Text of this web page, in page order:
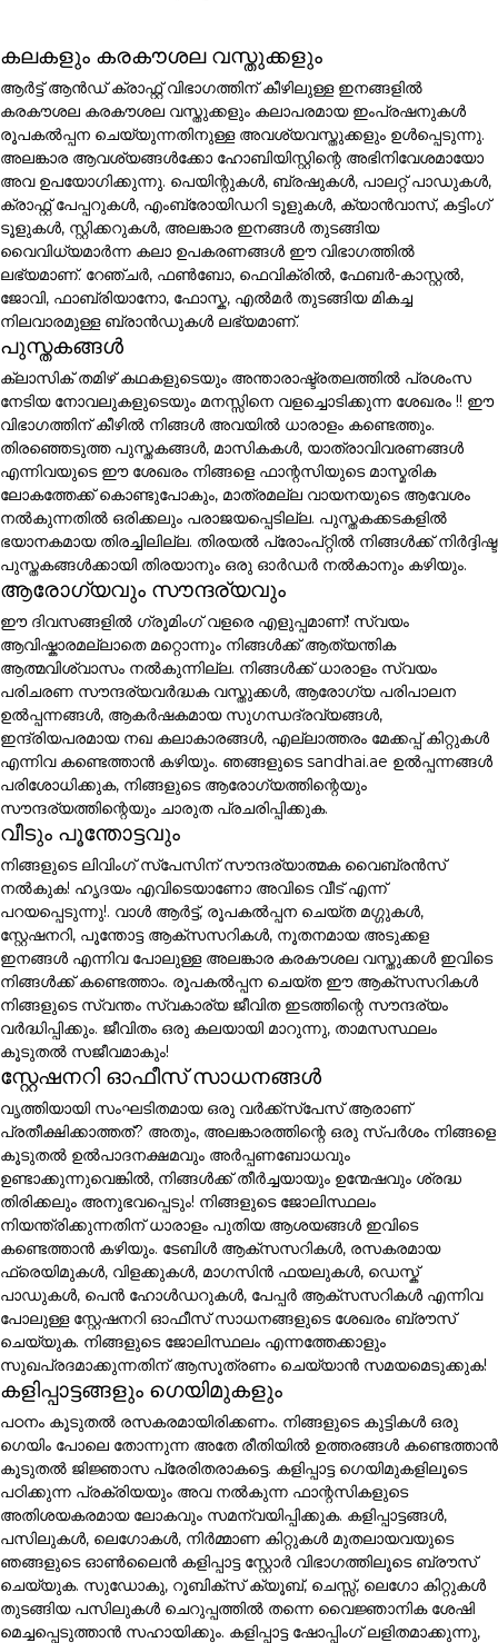
കലകളും കരകൗശല വസ്തുക്കളും
ആർട്ട് ആൻഡ് ക്രാഫ്റ്റ് വിഭാഗത്തിന് കീഴിലുള്ള ഇനങ്ങളിൽ
കരകൗശല കരകൗശല വസ്തുക്കളും കലാപരമായ ഇംപ്രഷനുകൾ
രൂപകൽപ്പന ചെയ്യുന്നതിനുള്ള അവശ്യവസ്തുക്കളും ഉൾപ്പെടുന്നു.
അലങ്കാര ആവശ്യങ്ങൾക്കോ ഹോബിയിസ്റ്റിന്റെ അഭിനിവേശമായോ
അവ ഉപയോഗിക്കുന്നു. പെയിന്റുകൾ, ബ്രഷുകൾ, പാലറ്റ് പാഡുകൾ,
ക്രാഫ്റ്റ് പേപ്പറുകൾ, എംബ്രോയിഡറി ടൂളുകൾ, ക്യാൻവാസ്, കട്ടിംഗ്
ടൂളുകൾ, സ്റ്റിക്കറുകൾ, അലങ്കാര ഇനങ്ങൾ തുടങ്ങിയ
വൈവിധ്യമാർന്ന കലാ ഉപകരണങ്ങൾ ഈ വിഭാഗത്തിൽ
ലഭ്യമാണ്. റേഞ്ചർ, ഫൺബോ, ഫെവിക്രിൽ, ഫേബർ-കാസ്റ്റൽ,
ജോവി, ഫാബ്രിയാനോ, ഫോസ്ക, എൽമർ തുടങ്ങിയ മികച്ച
നിലവാരമുള്ള ബ്രാൻഡുകൾ ലഭ്യമാണ്.
പുസ്തകങ്ങൾ
ക്ലാസിക് തമിഴ് കഥകളുടെയും അന്താരാഷ്ട്രതലത്തിൽ പ്രശംസ
നേടിയ നോവലുകളുടെയും മനസ്സിനെ വളച്ചൊടിക്കുന്ന ശേഖരം !! ഈ
വിഭാഗത്തിന് കീഴിൽ നിങ്ങൾ അവയിൽ ധാരാളം കണ്ടെത്തും.
തിരഞ്ഞെടുത്ത പുസ്തകങ്ങൾ, മാസികകൾ, യാത്രാവിവരണങ്ങൾ
എന്നിവയുടെ ഈ ശേഖരം നിങ്ങളെ ഫാന്റസിയുടെ മാസ്മരിക
ലോകത്തേക്ക് കൊണ്ടുപോകും, മാത്രമല്ല വായനയുടെ ആവേശം
നൽകുന്നതിൽ ഒരിക്കലും പരാജയപ്പെടില്ല. പുസ്തകക്കടകളിൽ
ഭയാനകമായ തിരച്ചിലില്ല. തിരയൽ പ്രോംപ്റ്റിൽ നിങ്ങൾക്ക് നിർദ്ദിഷ്ട
പുസ്തകങ്ങൾക്കായി തിരയാനും ഒരു ഓർഡർ നൽകാനും കഴിയും.
ആരോഗ്യവും സൗന്ദര്യവും
ഈ ദിവസങ്ങളിൽ ഗ്രൂമിംഗ് വളരെ എളുപ്പമാണ്! സ്വയം
ആവിഷ്കാരമല്ലാതെ മറ്റൊന്നും നിങ്ങൾക്ക് ആത്യന്തിക
ആത്മവിശ്വാസം നൽകുന്നില്ല. നിങ്ങൾക്ക് ധാരാളം സ്വയം
പരിചരണ സൗന്ദര്യവർദ്ധക വസ്തുക്കൾ, ആരോഗ്യ പരിപാലന
ഉൽപ്പന്നങ്ങൾ, ആകർഷകമായ സുഗന്ധദ്രവ്യങ്ങൾ,
ഇന്ദ്രിയപരമായ നഖ കലാകാരങ്ങൾ, എല്ലാത്തരം മേക്കപ്പ് കിറ്റുകൾ
എന്നിവ കണ്ടെത്താൻ കഴിയും. ഞങ്ങളുടെ sandhai.ae ഉൽപ്പന്നങ്ങൾ
പരിശോധിക്കുക, നിങ്ങളുടെ ആരോഗ്യത്തിന്റെയും
സൗന്ദര്യത്തിന്റെയും ചാരുത പ്രചരിപ്പിക്കുക.
വീടും പൂന്തോട്ടവും
നിങ്ങളുടെ ലിവിംഗ് സ്പേസിന് സൗന്ദര്യാത്മക വൈബ്രൻസ്
നൽകുക! ഹൃദയം എവിടെയാണോ അവിടെ വീട് എന്ന്
പറയപ്പെടുന്നു!. വാൾ ആർട്ട്, രൂപകൽപ്പന ചെയ്ത മഗ്ഗുകൾ,
സ്റ്റേഷനറി, പൂന്തോട്ട ആക്സസറികൾ, നൂതനമായ അടുക്കള
ഇനങ്ങൾ എന്നിവ പോലുള്ള അലങ്കാര കരകൗശല വസ്തുക്കൾ ഇവിടെ
നിങ്ങൾക്ക് കണ്ടെത്താം. രൂപകൽപ്പന ചെയ്ത ഈ ആക്സസറികൾ
നിങ്ങളുടെ സ്വന്തം സ്വകാര്യ ജീവിത ഇടത്തിന്റെ സൗന്ദര്യം
വർദ്ധിപ്പിക്കും. ജീവിതം ഒരു കലയായി മാറുന്നു, താമസസ്ഥലം
കൂടുതൽ സജീവമാകും!
സ്റ്റേഷനറി ഓഫീസ് സാധനങ്ങൾ
വൃത്തിയായി സംഘടിതമായ ഒരു വർക്ക്സ്പേസ് ആരാണ്
പ്രതീക്ഷിക്കാത്തത്? അതും, അലങ്കാരത്തിന്റെ ഒരു സ്പർശം നിങ്ങളെ
കൂടുതൽ ഉൽപാദനക്ഷമവും അർപ്പണബോധവും
ഉണ്ടാക്കുന്നുവെങ്കിൽ, നിങ്ങൾക്ക് തീർച്ചയായും ഉന്മേഷവും ശ്രദ്ധ
തിരിക്കലും അനുഭവപ്പെടും! നിങ്ങളുടെ ജോലിസ്ഥലം
നിയന്ത്രിക്കുന്നതിന് ധാരാളം പുതിയ ആശയങ്ങൾ ഇവിടെ
കണ്ടെത്താൻ കഴിയും. ടേബിൾ ആക്സസറികൾ, രസകരമായ
ഫ്രെയിമുകൾ, വിളക്കുകൾ, മാഗസിൻ ഫയലുകൾ, ഡെസ്ക്
പാഡുകൾ, പെൻ ഹോൾഡറുകൾ, പേപ്പർ ആക്സസറികൾ എന്നിവ
പോലുള്ള സ്റ്റേഷനറി ഓഫീസ് സാധനങ്ങളുടെ ശേഖരം ബ്രൗസ്
ചെയ്യുക. നിങ്ങളുടെ ജോലിസ്ഥലം എന്നത്തേക്കാളും
സുഖപ്രദമാക്കുന്നതിന് ആസൂത്രണം ചെയ്യാൻ സമയമെടുക്കുക!
കളിപ്പാട്ടങ്ങളും ഗെയിമുകളും
പഠനം കൂടുതൽ രസകരമായിരിക്കണം. നിങ്ങളുടെ കുട്ടികൾ ഒരു
ഗെയിം പോലെ തോന്നുന്ന അതേ രീതിയിൽ ഉത്തരങ്ങൾ കണ്ടെത്താൻ
കൂടുതൽ ജിജ്ഞാസ പ്രേരിതരാകട്ടെ. കളിപ്പാട്ട ഗെയിമുകളിലൂടെ
പഠിക്കുന്ന പ്രക്രിയയും അവ നൽകുന്ന ഫാന്റസികളുടെ
അതിശയകരമായ ലോകവും സമന്വയിപ്പിക്കുക. കളിപ്പാട്ടങ്ങൾ,
പസിലുകൾ, ലെഗോകൾ, നിർമ്മാണ കിറ്റുകൾ മുതലായവയുടെ
ഞങ്ങളുടെ ഓൺലൈൻ കളിപ്പാട്ട സ്റ്റോർ വിഭാഗത്തിലൂടെ ബ്രൗസ്
ചെയ്യുക. സുഡോകു, റൂബിക്സ് ക്യൂബ്, ചെസ്സ്, ലെഗോ കിറ്റുകൾ
തുടങ്ങിയ പസിലുകൾ ചെറുപ്പത്തിൽ തന്നെ വൈജ്ഞാനിക ശേഷി
മെച്ചപ്പെടുത്താൻ സഹായിക്കും. കളിപ്പാട്ട ഷോപ്പിംഗ് ലളിതമാക്കുന്നു,